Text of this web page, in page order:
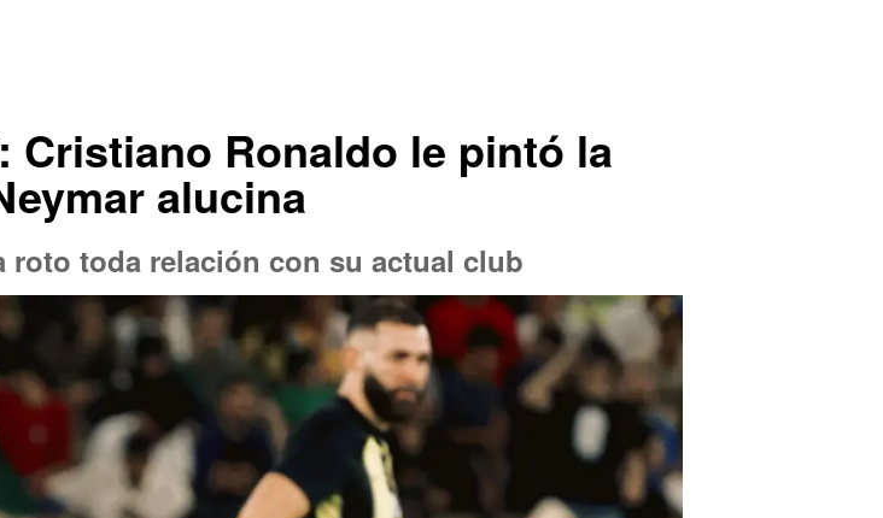
Cristiano Ronaldo le pintó la
alucina
roto toda relación con su actual club